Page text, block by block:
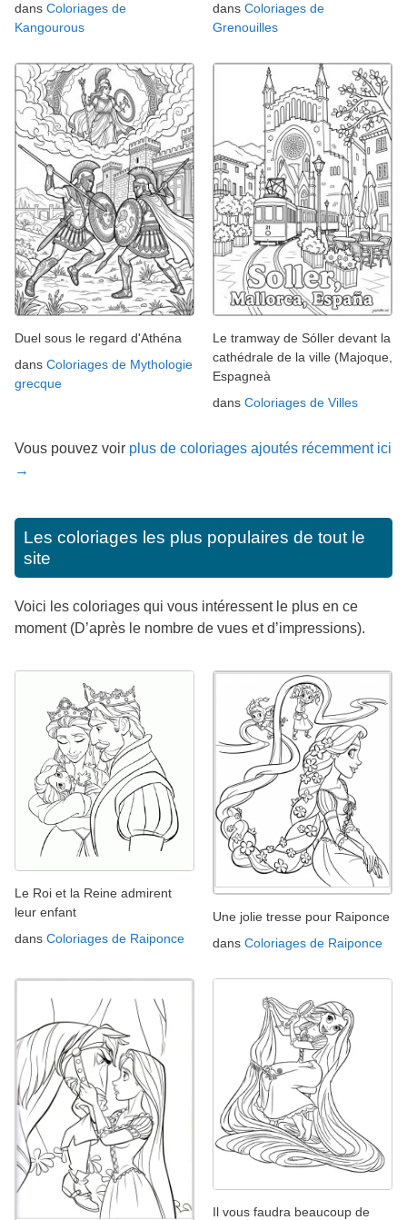
dans Coloriages de
Kangourous
dans Coloriages de
Grenouilles
Duel sous le regard d'Athéna
dans Coloriages de Mythologie
grecque
Le tramway de Sóller devant la
cathédrale de la ville (Majoque,
Espagneà
dans Coloriages de Villes
Vous pouvez voir plus de coloriages ajoutés récemment ici
→
Les coloriages les plus populaires de tout le
site
Voici les coloriages qui vous intéressent le plus en ce
moment (D’après le nombre de vues et d’impressions).
Le Roi et la Reine admirent
leur enfant
dans Coloriages de Raiponce
Une jolie tresse pour Raiponce
dans Coloriages de Raiponce
Il vous faudra beaucoup de